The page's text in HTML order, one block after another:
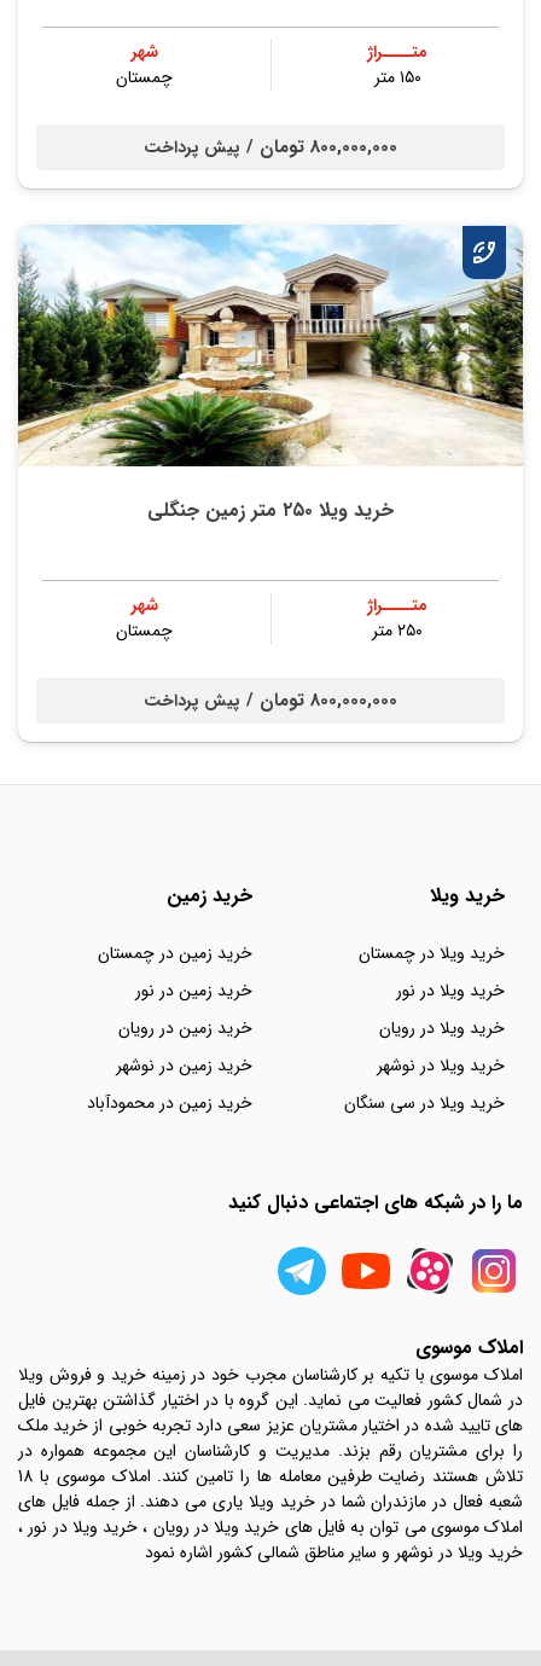
متــــراژ
۱۵۰ متر
شهر
چمستان
800,000,000 تومان / پیش پرداخت
خرید ویلا ۲۵۰ متر زمین جنگلی
متــــراژ
۲۵۰ متر
شهر
چمستان
800,000,000 تومان / پیش پرداخت
خرید ویلا
خرید ویلا در چمستان
خرید ویلا در نور
خرید ویلا در رویان
خرید ویلا در نوشهر
خرید ویلا در سی سنگان
خرید زمین
خرید زمین در چمستان
خرید زمین در نور
خرید زمین در رویان
خرید زمین در نوشهر
خرید زمین در محمودآباد
ما را در شبکه های اجتماعی دنبال کنید
املاک موسوی
املاک موسوی با تکیه بر کارشناسان مجرب خود در زمینه خرید و فروش ویلا
در شمال کشور فعالیت می نماید. این گروه با در اختیار گذاشتن بهترین فایل
های تایید شده در اختیار مشتریان عزیز سعی دارد تجربه خوبی از خرید ملک
را برای مشتریان رقم بزند. مدیریت و کارشناسان این مجموعه همواره در
تلاش هستند رضایت طرفین معامله ها را تامین کنند. املاک موسوی با 18
شعبه فعال در مازندران شما در خرید ویلا یاری می دهند. از جمله فایل های
املاک موسوی می توان به فایل های خرید ویلا در رویان ، خرید ویلا در نور ،
خرید ویلا در نوشهر و سایر مناطق شمالی کشور اشاره نمود